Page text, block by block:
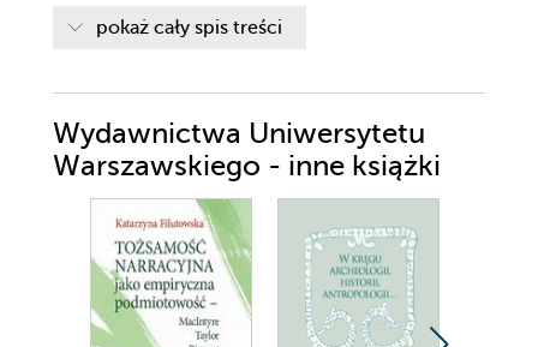
pokaż cały spis treści
Wydawnictwa Uniwersytetu
Warszawskiego - inne książki